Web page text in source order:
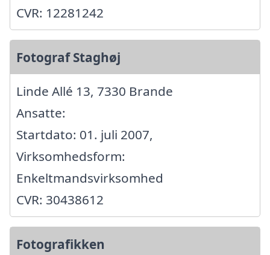
CVR: 12281242
Fotograf Staghøj
Linde Allé 13, 7330 Brande
Ansatte:
Startdato: 01. juli 2007,
Virksomhedsform:
Enkeltmandsvirksomhed
CVR: 30438612
Fotografikken